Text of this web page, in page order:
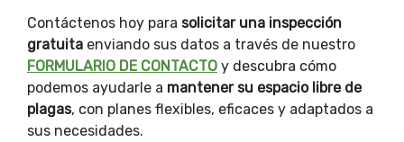
Contáctenos hoy para solicitar una inspección
gratuita enviando sus datos a través de nuestro
FORMULARIO DE CONTACTO y descubra cómo
podemos ayudarle a mantener su espacio libre de
plagas, con planes flexibles, eficaces y adaptados a
sus necesidades.